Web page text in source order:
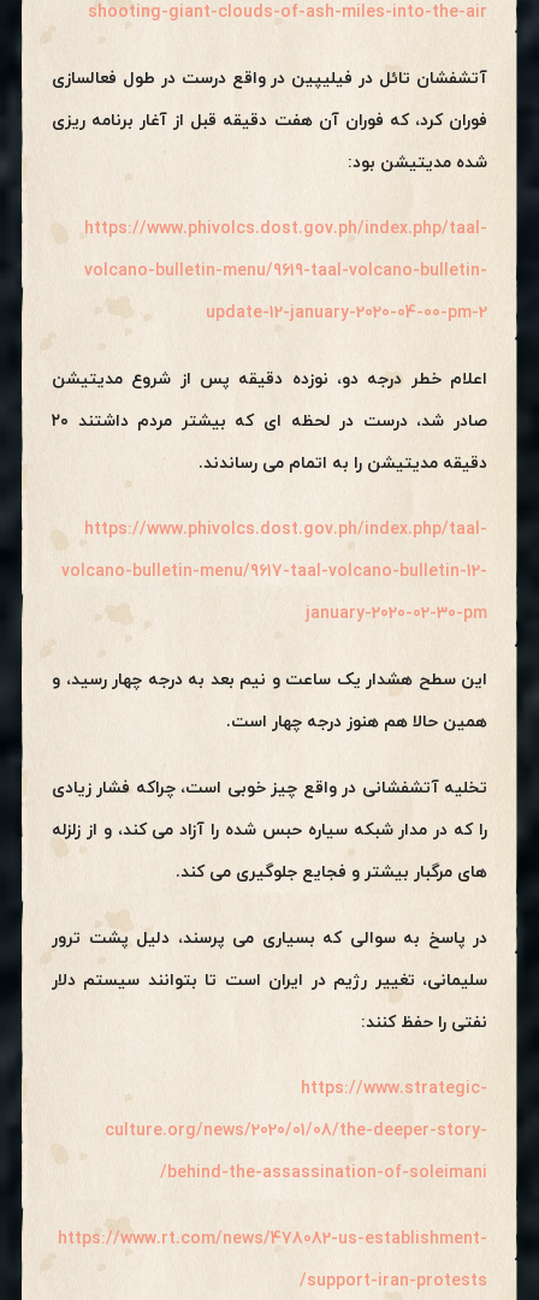
shooting-giant-clouds-of-ash-miles-into-the-air
آتشفشان تائل در فیلیپین در واقع درست در طول فعالسازی
فوران کرد، که فوران آن هفت دقیقه قبل از آغار برنامه ریزی
شده مدیتیشن بود:
https://www.phivolcs.dost.gov.ph/index.php/taal-
volcano-bulletin-menu/9619-taal-volcano-bulletin-
update-12-january-2020-04-00-pm-2
اعلام خطر درجه دو، نوزده دقیقه پس از شروع مدیتیشن
صادر شد، درست در لحظه ای که بیشتر مردم داشتند ۲۰
دقیقه مدیتیشن را به اتمام می رساندند.
https://www.phivolcs.dost.gov.ph/index.php/taal-
volcano-bulletin-menu/9617-taal-volcano-bulletin-12-
january-2020-02-30-pm
این سطح هشدار یک ساعت و نیم بعد به درجه چهار رسید، و
همین حالا هم هنوز درجه چهار است.
تخلیه آتشفشانی در واقع چیز خوبی است، چراکه فشار زیادی
را که در مدار شبکه سیاره حبس شده را آزاد می کند، و از زلزله
های مرگبار بیشتر و فجایع جلوگیری می کند.
در پاسخ به سوالی که بسیاری می پرسند، دلیل پشت ترور
سلیمانی، تغییر رژیم در ایران است تا بتوانند سیستم دلار
نفتی را حفظ کنند:
https://www.strategic-
culture.org/news/2020/01/08/the-deeper-story-
behind-the-assassination-of-soleimani/
https://www.rt.com/news/478082-us-establishment-
support-iran-protests/